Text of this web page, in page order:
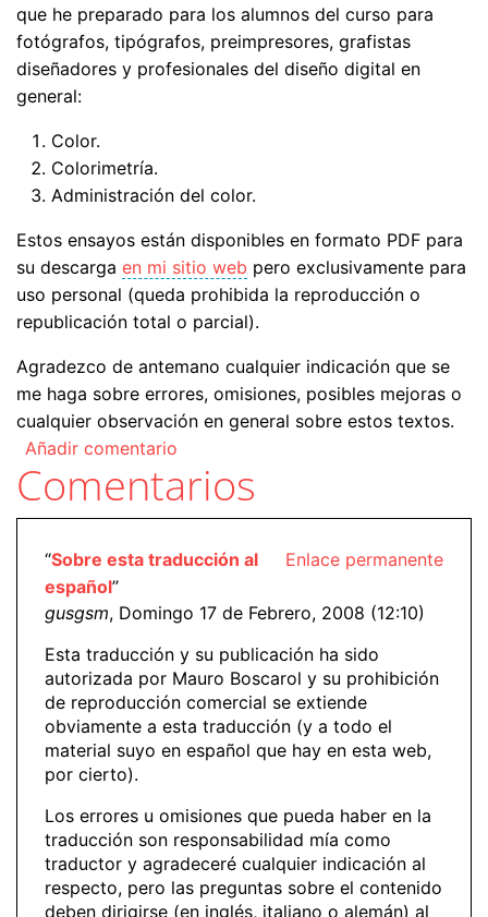
que he preparado para los alumnos del curso para
fotógrafos, tipógrafos, preimpresores, grafistas
diseñadores y profesionales del diseño digital en
general:
Color.
Colorimetría.
Administración del color.
Estos ensayos están disponibles en formato PDF para
su descarga en mi sitio web pero exclusivamente para
uso personal (queda prohibida la reproducción o
republicación total o parcial).
Agradezco de antemano cualquier indicación que se
me haga sobre errores, omisiones, posibles mejoras o
cualquier observación en general sobre estos textos.
Añadir comentario
Comentarios
Enlace permanente
“Sobre esta traducción al
español”
gusgsm, Domingo 17 de Febrero, 2008 (12:10)
Esta traducción y su publicación ha sido
autorizada por Mauro Boscarol y su prohibición
de reproducción comercial se extiende
obviamente a esta traducción (y a todo el
material suyo en español que hay en esta web,
por cierto).
Los errores u omisiones que pueda haber en la
traducción son responsabilidad mía como
traductor y agradeceré cualquier indicación al
respecto, pero las preguntas sobre el contenido
deben dirigirse (en inglés, italiano o alemán) al